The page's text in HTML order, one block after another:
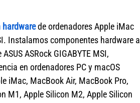
hardwarede ordenadores Apple iMac
Instalamos componentes hardware a
ASRock GIGABYTE MSI,
en ordenadores PC y macOS
iMac, MacBook Air, MacBook Pro,
M1, Apple Silicon M2, Apple Silicon